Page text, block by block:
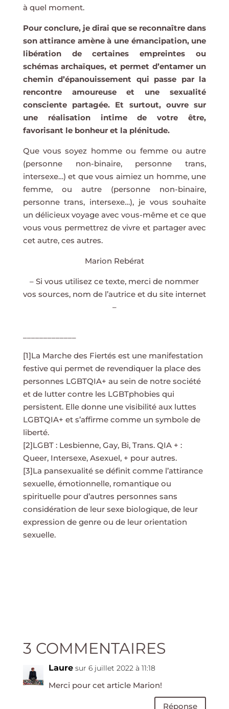
à quel moment.
Pour conclure, je dirai que se reconnaître dans
son attirance amène à une émancipation, une
libération de certaines empreintes ou
schémas archaïques, et permet d’entamer un
chemin d’épanouissement qui passe par la
rencontre amoureuse et une sexualité
consciente partagée. Et surtout, ouvre sur
une réalisation intime de votre être,
favorisant le bonheur et la plénitude.
Que vous soyez homme ou femme ou autre
(personne non-binaire, personne trans,
intersexe…) et que vous aimiez un homme, une
femme, ou autre (personne non-binaire,
personne trans, intersexe…), je vous souhaite
un délicieux voyage avec vous-même et ce que
vous vous permettrez de vivre et partager avec
cet autre, ces autres.
Marion Rebérat
– Si vous utilisez ce texte, merci de nommer
vos sources, nom de l’autrice et du site internet
–
[1]La Marche des Fiertés est une manifestation
festive qui permet de revendiquer la place des
personnes LGBTQIA+ au sein de notre société
et de lutter contre les LGBTphobies qui
persistent. Elle donne une visibilité aux luttes
LGBTQIA+ et s’affirme comme un symbole de
liberté.
[2]LGBT : Lesbienne, Gay, Bi, Trans. QIA + :
Queer, Intersexe, Asexuel, + pour autres.
[3]La pansexualité se définit comme l’attirance
sexuelle, émotionnelle, romantique ou
spirituelle pour d’autres personnes sans
considération de leur sexe biologique, de leur
expression de genre ou de leur orientation
sexuelle.
3 COMMENTAIRES
Laure sur 6 juillet 2022 à 11:18
Merci pour cet article Marion!
Réponse